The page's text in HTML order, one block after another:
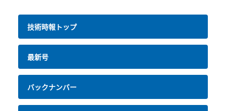
技術時報トップ
最新号
バックナンバー